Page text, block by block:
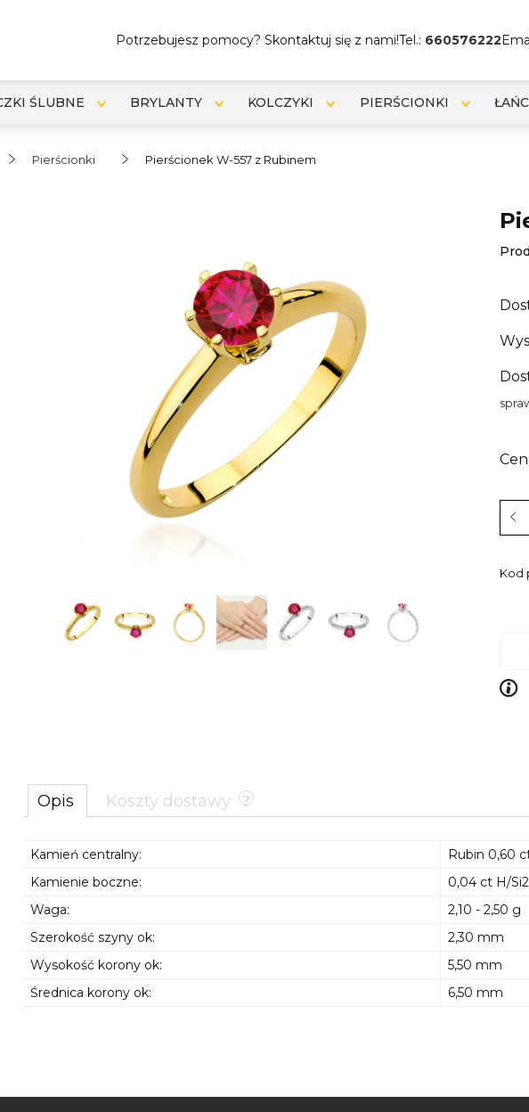
Potrzebujesz pomocy? Skontaktuj się z nami!Tel.: 660576222
ŚLUBNE BRYLANTY KOLCZYKI PIERŚCIONKI
Pierścionki Pierścionek W-557 z Rubinem
Kod
Opis Koszty dostawy
Kamień centralny:
Rubin 0,60
Kamienie boczne:
0,04 ct H/
Waga:
2,10 - 2,50 g
Szerokość szyny ok:
2,30 mm
Wysokość korony ok:
5,50 mm
Średnica korony ok:
6,50 mm